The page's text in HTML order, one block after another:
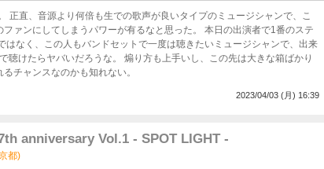
正直、音源より何倍も生での歌声が良いタイプのミュージシャンで、こ
ァンにしてしまうパワーが有るなと思った。 本日の出演者で1番のステ
はなく、この人もバンドセットで一度は聴きたいミュージシャンで、出来
聴けたらヤバいだろうな。 煽り方も上手いし、この先は大きな箱ばかり
チャンスなのかも知れない。
2023/04/03 (月) 16:39
anniversary Vol.1 - SPOT LIGHT -
都)